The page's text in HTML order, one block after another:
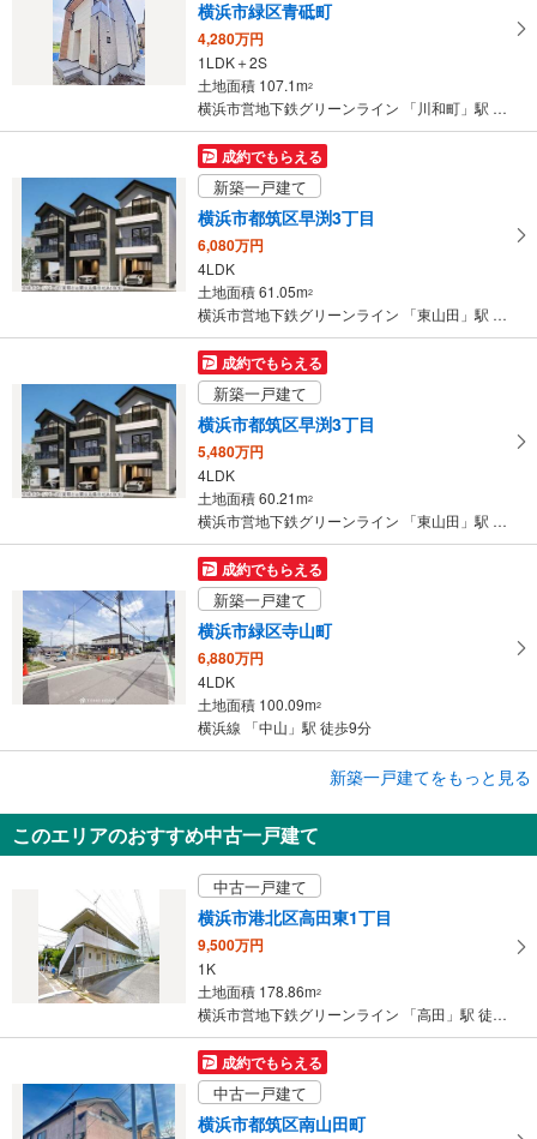
横浜市緑区青砥町
4,280万円
1LDK＋2S
土地面積 107.1m2
横浜市営地下鉄グリーンライン 「川和町」駅 徒歩8分
成約でもらえる
新築一戸建て
横浜市都筑区早渕3丁目
6,080万円
4LDK
土地面積 61.05m2
横浜市営地下鉄グリーンライン 「東山田」駅 徒歩10分
成約でもらえる
新築一戸建て
横浜市都筑区早渕3丁目
5,480万円
4LDK
土地面積 60.21m2
横浜市営地下鉄グリーンライン 「東山田」駅 徒歩10分
成約でもらえる
新築一戸建て
横浜市緑区寺山町
6,880万円
4LDK
土地面積 100.09m2
横浜線 「中山」駅 徒歩9分
横浜市緑区寺山町
4LDK
土地面積 111.54m2
横浜線 「中山」駅 徒歩9分
新築一戸建てをもっと見る
このエリアのおすすめ中古一戸建て
中古一戸建て
横浜市港北区高田東1丁目
9,500万円
1K
土地面積 178.86m2
横浜市営地下鉄グリーンライン 「高田」駅 徒歩7分
成約でもらえる
中古一戸建て
横浜市都筑区南山田町